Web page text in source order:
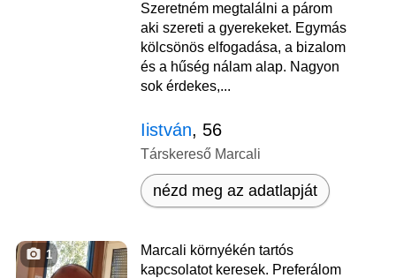
Szeretném megtalálni a párom
aki szereti a gyerekeket. Egymás
kölcsönös elfogadása, a bizalom
és a hűség nálam alap. Nagyon
sok érdekes,...
Iistván, 56
Társkereső Marcali
nézd meg az adatlapját
1
Marcali környékén tartós
kapcsolatot keresek. Preferálom